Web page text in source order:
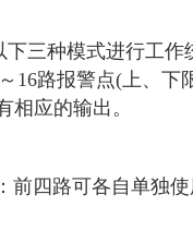
三种模式进行工
16路报警点(上、
相应的输出。
前四路可各自单独